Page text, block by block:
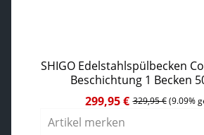
SHIGO Edelstahlspülbecken
Beschichtung 1 Becken
Verkaufspreis:299,95 € Regulärer Preis:
329,95 € (9.09%
Artikel merken